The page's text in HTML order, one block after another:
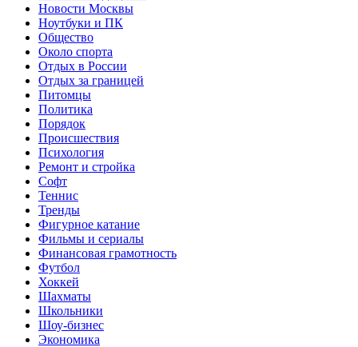
Новости Москвы
Ноутбуки и ПК
Общество
Около спорта
Отдых в России
Отдых за границей
Питомцы
Политика
Порядок
Происшествия
Психология
Ремонт и стройка
Софт
Теннис
Тренды
Фигурное катание
Фильмы и сериалы
Финансовая грамотность
Футбол
Хоккей
Шахматы
Школьники
Шоу-бизнес
Экономика